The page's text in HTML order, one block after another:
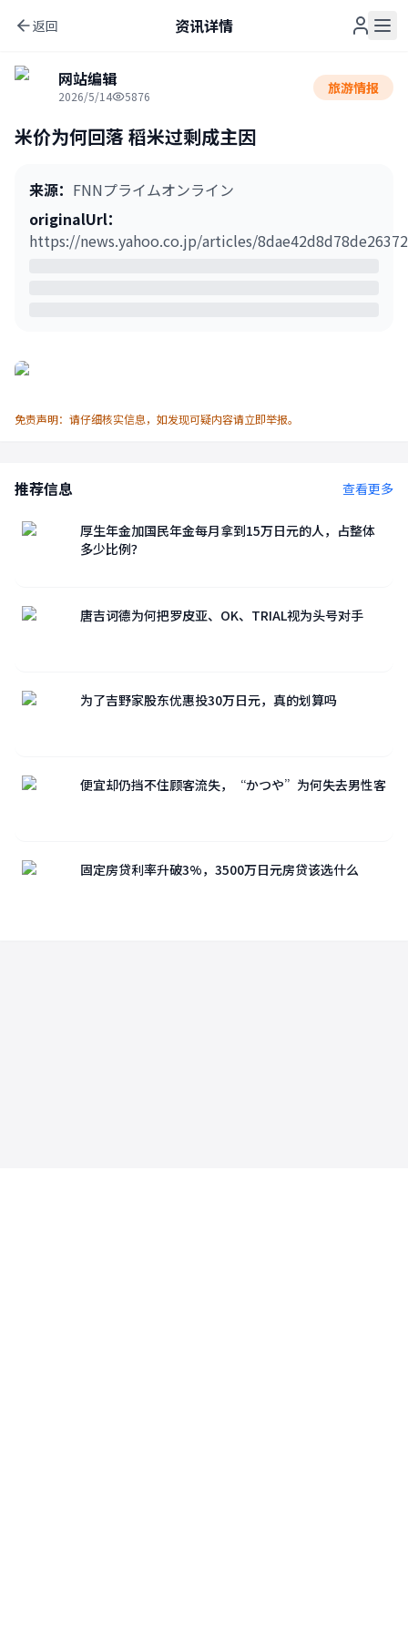
返回 资讯详情
网站编辑
2026/5/14 5876 旅游情报
米价为何回落 稻米过剩成主因
来源： FNNプライムオンライン
originalUrl：
https://news.yahoo.co.jp/articles/
免责声明：请仔细核实信息，如发现可疑内容请立即举报。
推荐信息 查看更多
厚生年金加国民年金每月拿到15万日元的人，占整体
多少比例？
唐吉诃德为何把罗皮亚、OK、TRIAL视为头号对手
为了吉野家股东优惠投30万日元，真的划算吗
便宜却仍挡不住顾客流失，“かつや”为何失去男性客
固定房贷利率升破3%，3500万日元房贷该选什么